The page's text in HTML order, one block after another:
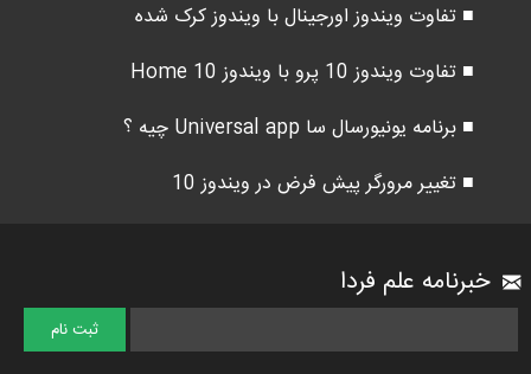
■ تفاوت ویندوز اورجینال با ویندوز کرک شده
■ تفاوت ویندوز 10 پرو با ویندوز 10 Home
■ برنامه یونیورسال سا Universal app چیه ؟
■ تغییر مرورگر پیش فرض در ویندوز 10
خبرنامه علم فردا